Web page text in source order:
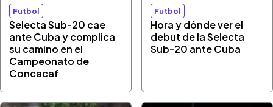
Futbol
Selecta Sub-20 cae
ante Cuba y complica
su camino en el
Campeonato de
Concacaf
Futbol
Hora y dónde ver el
debut de la Selecta
Sub-20 ante Cuba